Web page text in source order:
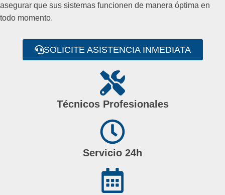
asegurar que sus sistemas funcionen de manera óptima en
todo momento.
SOLICITE ASISTENCIA INMEDIATA
Técnicos Profesionales
Servicio 24h